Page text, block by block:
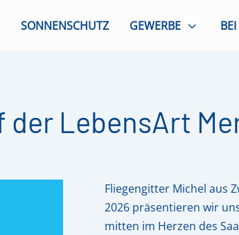
SONNENSCHUTZ 3
GEWERBE
LebensArt
Fliegengitter Michel aus
2026 präsentieren wir
mitten im Herzen des